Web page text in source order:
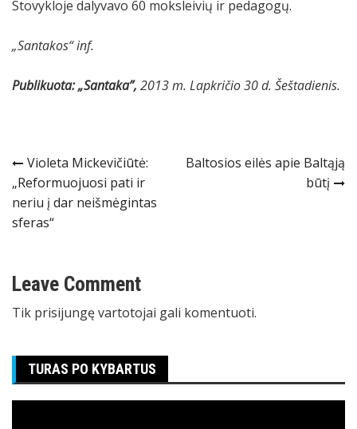
Stovykloje dalyvavo 60 moksleivių ir pedagogų.
„Santakos“ inf.
Publikuota: „Santaka”, 2013 m. Lapkričio 30 d. Šeštadienis.
Navigacija
tarp
įrašų
Violeta Mickevičiūtė:
„Reformuojuosi pati ir
neriu į dar neišmėgintas
sferas“
Baltosios eilės apie Baltąją
būtį
Leave Comment
Tik prisijungęvartotojai gali komentuoti.
TURAS PO KYBARTUS